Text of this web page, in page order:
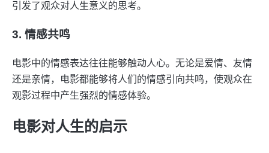
引发了观众对人生意义的思考。
3. 情感共鸣
电影中的情感表达往往能够触动人心。无论是爱情、友情
还是亲情，电影都能够将人们的情感引向共鸣，使观众在
观影过程中产生强烈的情感体验。
电影对人生的启示